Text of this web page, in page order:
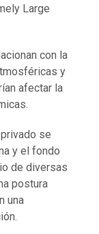
Large
con la
y
afectar la
se
y el fondo
de diversas
postura
una